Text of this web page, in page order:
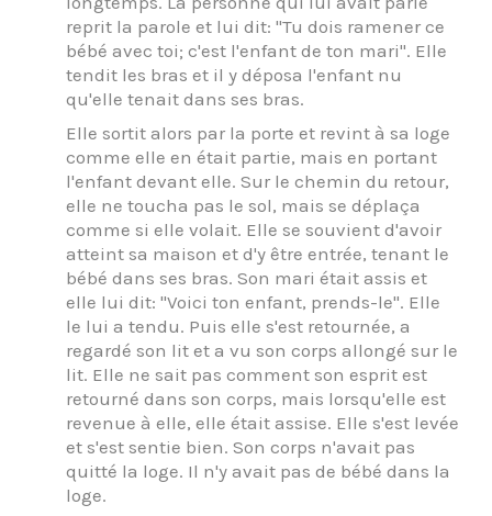
reprit la parole et lui dit: "Tu dois ramener ce
bébé avec toi; c'est l'enfant de ton mari". Elle
tendit les bras et il y déposa l'enfant nu
qu'elle tenait dans ses bras.
Elle sortit alors par la porte et revint à sa loge
comme elle en était partie, mais en portant
l'enfant devant elle. Sur le chemin du retour,
elle ne toucha pas le sol, mais se déplaça
comme si elle volait. Elle se souvient d'avoir
atteint sa maison et d'y être entrée, tenant le
bébé dans ses bras. Son mari était assis et
elle lui dit: "Voici ton enfant, prends-le". Elle
le lui a tendu. Puis elle s'est retournée, a
regardé son lit et a vu son corps allongé sur le
lit. Elle ne sait pas comment son esprit est
retourné dans son corps, mais lorsqu'elle est
revenue à elle, elle était assise. Elle s'est levée
et s'est sentie bien. Son corps n'avait pas
quitté la loge. Il n'y avait pas de bébé dans la
loge.